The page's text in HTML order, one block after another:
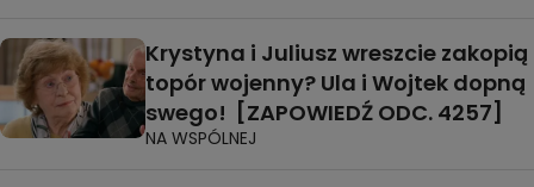
Krystyna i Juliusz wreszcie zakopią
topór wojenny? Ula i Wojtek dopną
swego! [ZAPOWIEDŹ ODC. 4257]
NA WSPÓLNEJ